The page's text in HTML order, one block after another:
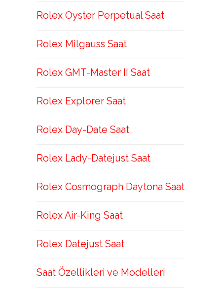
Rolex Oyster Perpetual Saat
Rolex Milgauss Saat
Rolex GMT-Master II Saat
Rolex Explorer Saat
Rolex Day-Date Saat
Rolex Lady-Datejust Saat
Rolex Cosmograph Daytona Saat
Rolex Air-King Saat
Rolex Datejust Saat
Saat Özellikleri ve Modelleri